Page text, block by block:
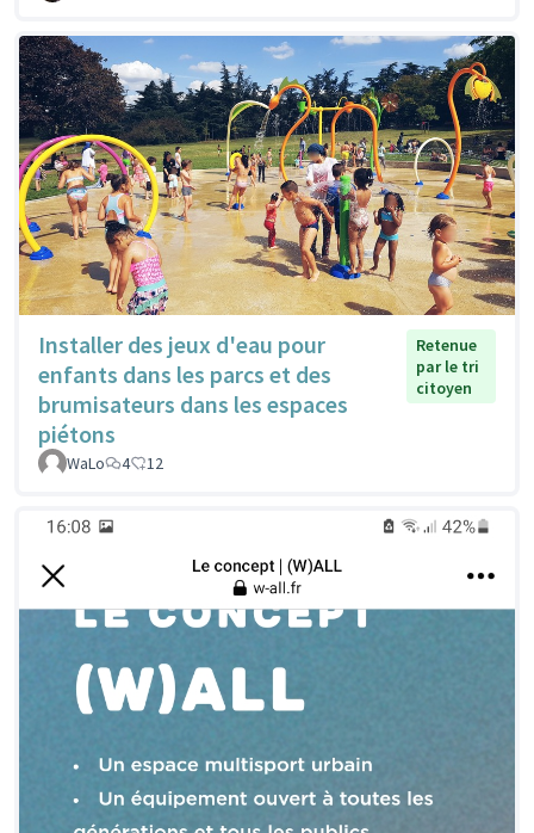
Installer des jeux d'eau pour
enfants dans les parcs et des
brumisateurs dans les espaces
piétons
Retenue
par le tri
citoyen
WaLo 4 12